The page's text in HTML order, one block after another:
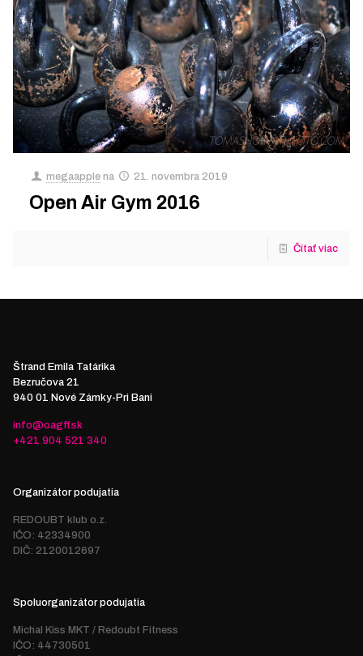
megaapple na 21. novembra 2019
Open Air Gym 2016
Čítať viac
Štrand Emila Tatárika
Bezručova 21
940 01 Nové Zámky-Pri Bani
info@oagff.sk
+421 904 521 340
Organizátor podujatia
REDOUBT klub o.z.
IČO: 42334900
DIČ: 2120012697
Spoluorganizátor podujatia
Michal Kiss MKT / Redoubt Fitness
IČO: 44730501